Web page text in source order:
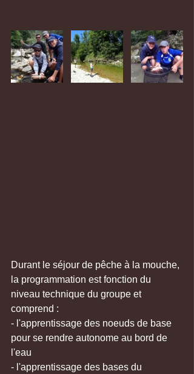
Durant le séjour de pêche à la mouche,
la programmation est fonction du
niveau technique du groupe et
comprend :
- l'apprentissage des noeuds de base
pour se rendre autonome au bord de
l'eau
- l'apprentissage des bases du